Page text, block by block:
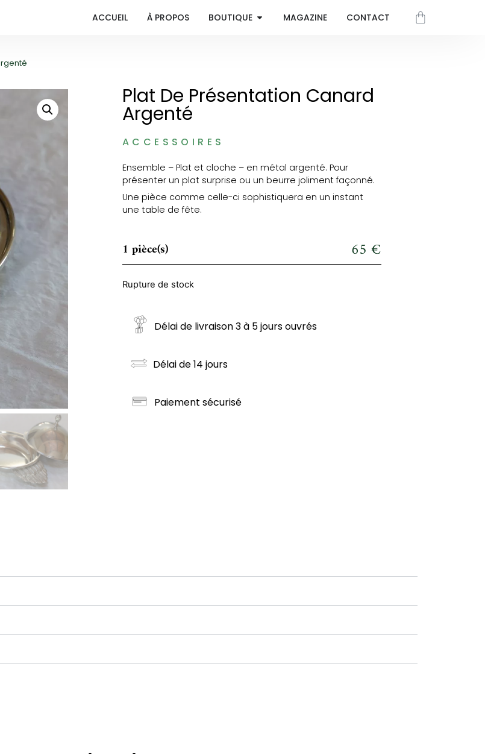
ACCUEIL À PROPOS BOUTIQUE MAGAZINE CONTACT
Plat De Présentation Canard
Argenté
ACCESSOIRES
Ensemble – Plat et cloche – en métal argenté. Pour
présenter un plat surprise ou un beurre joliment façonné.
Une pièce comme celle-ci sophistiquera en un instant
une table de fête.
1 pièce(s) 65 €
Rupture de stock
Délai de livraison 3 à 5 jours ouvrés
Délai de 14 jours
Paiement sécurisé